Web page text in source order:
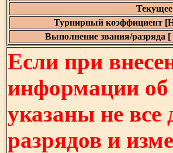
Турнирный коэффициент
Выполнение звания/разряда
Если при
информации
указаны не
разрядов и